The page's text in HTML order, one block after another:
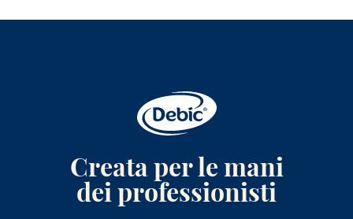
Creata per le mani
dei professionisti